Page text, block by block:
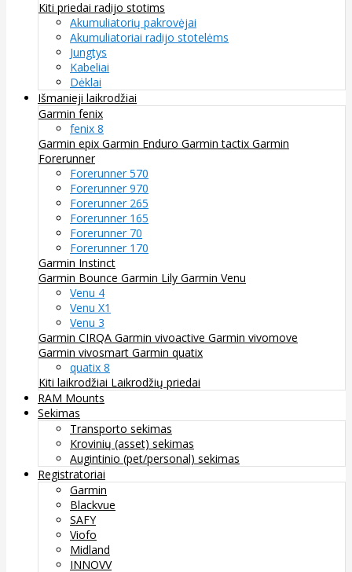
Kiti priedai radijo stotims
Akumuliatorių pakrovėjai
Akumuliatoriai radijo stotelėms
Jungtys
Kabeliai
Dėklai
Išmanieji laikrodžiai
Garmin fenix
fenix 8
Garmin epix Garmin Enduro Garmin tactix Garmin
Forerunner
Forerunner 570
Forerunner 970
Forerunner 265
Forerunner 165
Forerunner 70
Forerunner 170
Garmin Instinct
Garmin Bounce Garmin Lily Garmin Venu
Venu 4
Venu X1
Venu 3
Garmin CIRQA Garmin vivoactive Garmin vivomove
Garmin vivosmart Garmin quatix
quatix 8
Kiti laikrodžiai Laikrodžių priedai
RAM Mounts
Sekimas
Transporto sekimas
Krovinių (asset) sekimas
Augintinio (pet/personal) sekimas
Registratoriai
Garmin
Blackvue
SAFY
Viofo
Midland
INNOVV